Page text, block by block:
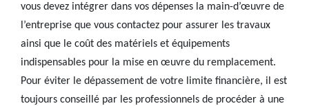
vous devez intégrer dans vos dépenses la main-d’œuvre de
l’entreprise que vous contactez pour assurer les travaux
ainsi que le coût des matériels et équipements
indispensables pour la mise en œuvre du remplacement.
Pour éviter le dépassement de votre limite financière, il est
toujours conseillé par les professionnels de procéder à une